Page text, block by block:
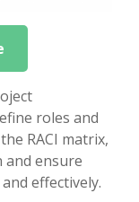
roles and
RACI matrix,
and ensure
effectively.